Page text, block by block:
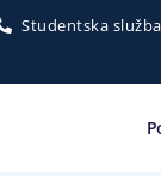
Studentska